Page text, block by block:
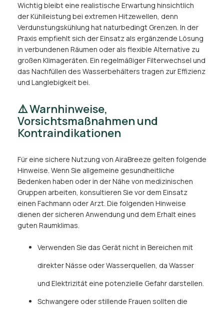
Wichtig bleibt eine realistische Erwartung hinsichtlich
der Kühlleistung bei extremen Hitzewellen, denn
Verdunstungskühlung hat naturbedingt Grenzen. In der
Praxis empfiehlt sich der Einsatz als ergänzende Lösung
in verbundenen Räumen oder als flexible Alternative zu
großen Klimageräten. Ein regelmäßiger Filterwechsel und
das Nachfüllen des Wasserbehälters tragen zur Effizienz
und Langlebigkeit bei.
⚠️ Warnhinweise,
Vorsichtsmaßnahmen und
Kontraindikationen
Für eine sichere Nutzung von AiraBreeze gelten folgende
Hinweise. Wenn Sie allgemeine gesundheitliche
Bedenken haben oder in der Nähe von medizinischen
Gruppen arbeiten, konsultieren Sie vor dem Einsatz
einen Fachmann oder Arzt. Die folgenden Hinweise
dienen der sicheren Anwendung und dem Erhalt eines
guten Raumklimas.
Verwenden Sie das Gerät nicht in Bereichen mit
direkter Nässe oder Wasserquellen, da Wasser
und Elektrizität eine potenzielle Gefahr darstellen.
Schwangere oder stillende Frauen sollten die